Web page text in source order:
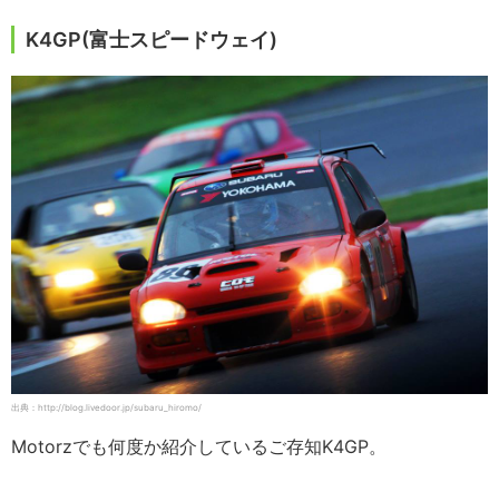
K4GP(富士スピードウェイ)
出典：http://blog.livedoor.jp/subaru_hiromo/
Motorzでも何度か紹介しているご存知K4GP。